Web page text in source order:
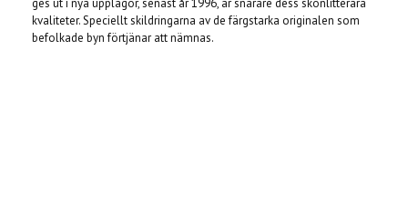
ges ut i nya upplagor, senast år 1996, är snarare dess skönlitterära
kvaliteter. Speciellt skildringarna av de färgstarka originalen som
befolkade byn förtjänar att nämnas.